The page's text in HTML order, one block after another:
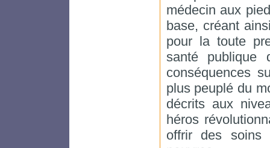
médecin aux
base, créant
pour la toute
santé publique
conséquences
plus peuplé du
décrits aux
héros
offrir des soins